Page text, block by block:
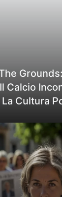
Grounds:
Calcio
Cultura